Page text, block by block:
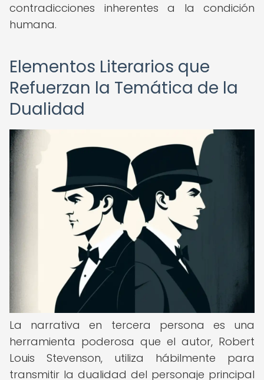
contradicciones inherentes a la condición
humana.
Elementos Literarios que
Refuerzan la Temática de la
Dualidad
La narrativa en tercera persona es una
herramienta poderosa que el autor, Robert
Louis Stevenson, utiliza hábilmente para
transmitir la dualidad del personaje principal